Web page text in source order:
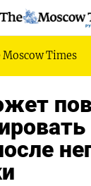
Times